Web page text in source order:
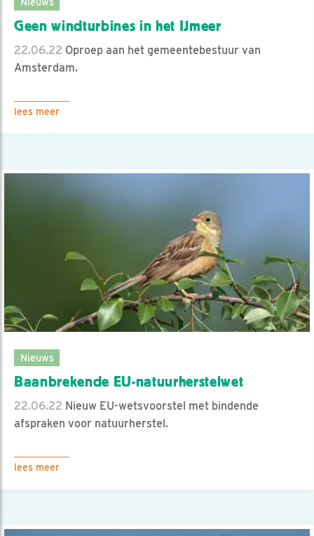
Geen windturbines in het IJmeer
22.06.22 Oproep aan het gemeentebestuur van
Amsterdam.
lees meer
Nieuws
Baanbrekende EU-natuurherstelwet
22.06.22 Nieuw EU-wetsvoorstel met bindende
afspraken voor natuurherstel.
lees meer